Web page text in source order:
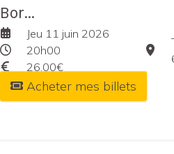
Bor...
Jeu 11 juin 2026
20h00
26,00€
Acheter mes billets